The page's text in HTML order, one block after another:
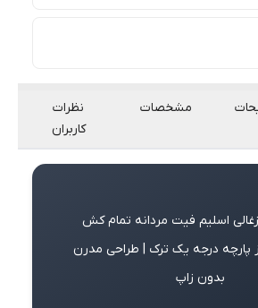
مشخصات
نظرات
کاربران
اسلیم فیت مردانه تمام کش
پارچه درجه یک ترک | طراحی مدرن
بدون زاپ